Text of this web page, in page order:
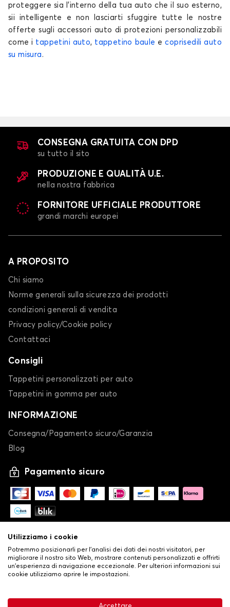
Telo copriauto per TOYOTA GR86
Telo copriauto per TOYOTA GT 86
HIGHLANDER
Telo copriauto per TOYOTA IQ
Telo copriauto per TOYOTA LAND CRUISER
proteggere sia l'interno della tua auto che il suo esterno,
sii intelligente e non lasciarti sfuggire tutte le nostre
offerte sugli accessori auto di protezioni personalizzabili
come i tappetini auto, tappetino baule ecoprisedili auto
su misura .
CONSEGNA GRATUITA CON DPD
su tutto il sito
PRODUZIONE E QUALITÀ U.E.
nella nostra fabbrica
FORNITORE UFFICIALE PRODUTTORE
grandi marchi europei
A PROPOSITO
Chi siamo
Norme generali sulla sicurezza dei prodotti
condizioni generali di vendita
Privacy policy/Cookie policy
Contattaci
Consigli
Tappetini personalizzati per auto
Tappetini in gomma per auto
INFORMAZIONE
Consegna/Pagamento sicuro/Garanzia
Blog
Pagamento sicuro
Condizioni generali di vendita•
Utilizziamo i cookie
Potremmo posizionarli per l'analisi dei dati dei nostri visitatori, per
migliorare il nostro sito Web, mostrare contenuti personalizzati e offrirti
un'esperienza di navigazione eccezionale. Per ulteriori informazioni sui
cookie utilizziamo aprire le impostazioni.